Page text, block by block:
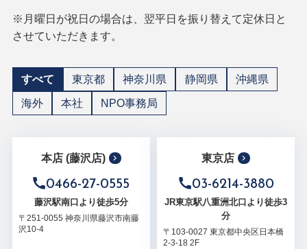
※月曜日が祝日の場合は、翌平日を振り替えて定休日と
させていただきます。
すべて 東京都 神奈川県 静岡県
沖縄県
海外
本社 NPO事務局
本店 (藤沢店)
0466-27-0555
藤沢駅南口より徒歩5分
〒251-0055 神奈川県藤沢市南藤
沢10-4
東京店
03-6214-3880
JR東京駅八重洲北口より徒歩3
分
〒103-0027 東京都中央区日本橋
2-3-18 2F